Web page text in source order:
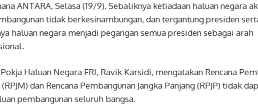
ANTARA, Selasa (19/9). Sebaliknya ketiadaan haluan negara
tidak berkesinambungan, dan tergantung presiden
haluan negara menjadi pegangan semua presiden sebagai arah
Haluan Negara FRI, Ravik Karsidi, mengatakan Rencana
dan Rencana Pembangunan Jangka Panjang (RPJP) tidak
pembangunan seluruh bangsa.